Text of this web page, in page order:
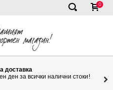
✕
0
Ние сме тук, за да ви